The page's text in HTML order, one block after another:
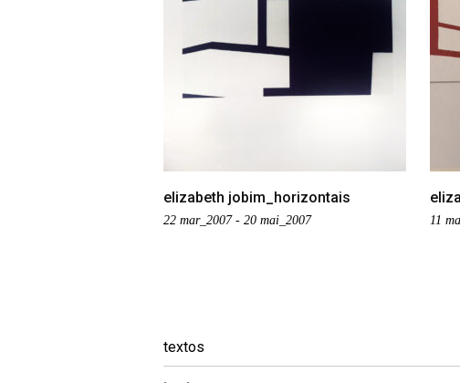
elizabeth jobim_horizontais
22 mar_2007 - 20 mai_2007 11
textos